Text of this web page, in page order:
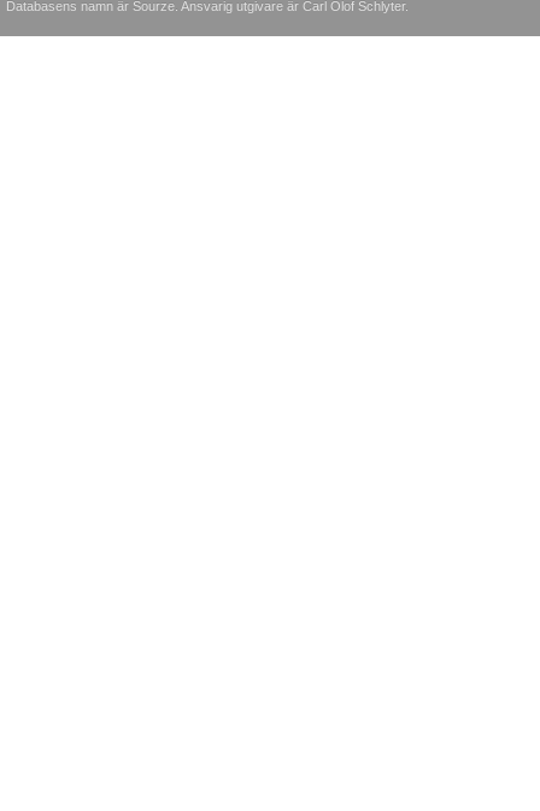
Databasens namn är Sourze. Ansvarig utgivare är Carl Olof Schlyter.